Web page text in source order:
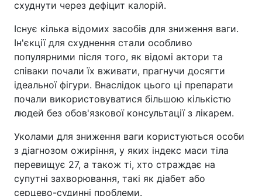
схуднути через дефіцит калорій.
Існує кілька відомих засобів для зниження ваги.
Ін'єкції для схуднення стали особливо
популярними після того, як відомі актори та
співаки почали їх вживати, прагнучи досягти
ідеальної фігури. Внаслідок цього ці препарати
почали використовуватися більшою кількістю
людей без обов'язкової консультації з лікарем.
Уколами для зниження ваги користуються особи
з діагнозом ожиріння, у яких індекс маси тіла
перевищує 27, а також ті, хто страждає на
супутні захворювання, такі як діабет або
серцево-судинні проблеми.